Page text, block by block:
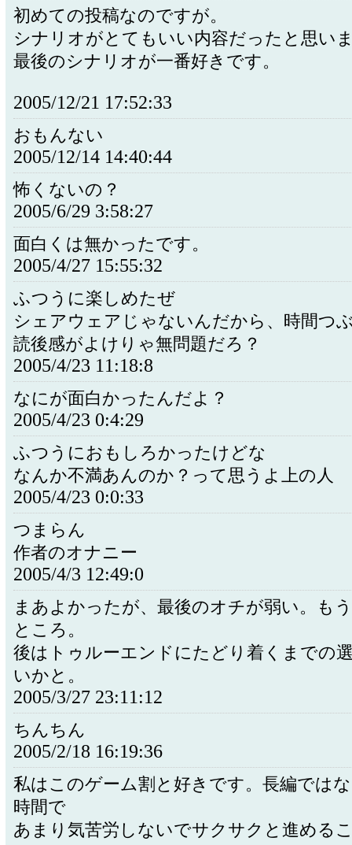
初めての投稿なのですが。
シナリオがとてもいい内容だったと思い
最後のシナリオが一番好きです。
2005/12/21 17:52:33
おもんない
2005/12/14 14:40:44
怖くないの？
2005/6/29 3:58:27
面白くは無かったです。
2005/4/27 15:55:32
ふつうに楽しめたぜ
シェアウェアじゃないんだから、時間つ
読後感がよけりゃ無問題だろ？
2005/4/23 11:18:8
なにが面白かったんだよ？
2005/4/23 0:4:29
ふつうにおもしろかったけどな
なんか不満あんのか？って思うよ上の人
2005/4/23 0:0:33
つまらん
作者のオナニー
2005/4/3 12:49:0
まあよかったが、最後のオチが弱い。も
ところ。
後はトゥルーエンドにたどり着くまでの
いかと。
2005/3/27 23:11:12
ちんちん
2005/2/18 16:19:36
私はこのゲーム割と好きです。長編では
時間で
あまり気苦労しないでサクサクと進める